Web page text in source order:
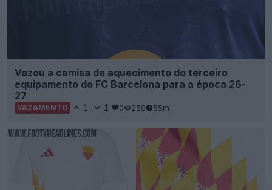
Vazou a camisa de aquecimento do terceiro
equipamento do FC Barcelona para a época 26-
27
VAZAMENTO 1 1 0 250 55m